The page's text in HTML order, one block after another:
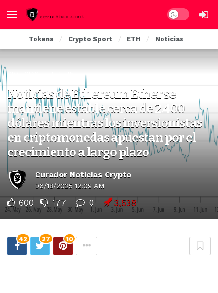
Dark mode
Tokens Crypto Sport ETH Noticias
Noticias de Ethereum Ether se
mantiene estable cerca de 2.400
dólares mientras los inversionistas
en criptomonedas apuestan por el
crecimiento a largo plazo
Curador Noticias Crypto
06/18/2025 12:09 AM
600 177 0 3,538
42 27 10